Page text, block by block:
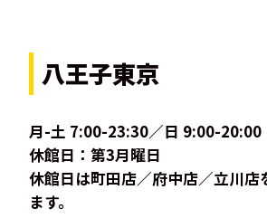
八王子東京
月-土 7:00-23:30／日 9:00-20:00
休館日：第3月曜日
休館日は町田店／府中店／立川店
ます。